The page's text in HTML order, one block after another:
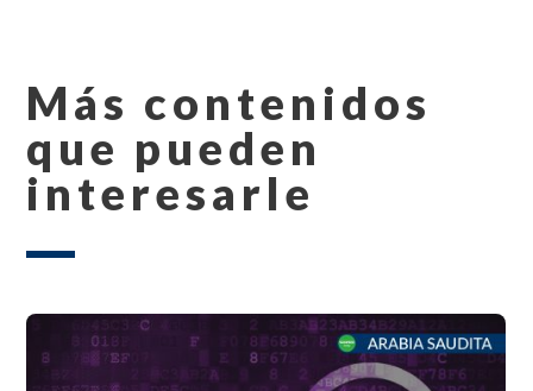
Más contenidos
que pueden
interesarle